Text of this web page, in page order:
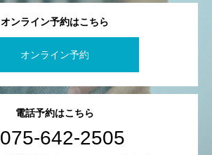
オンライン予約はこちら
オンライン予約
電話予約はこちら
075-642-2505